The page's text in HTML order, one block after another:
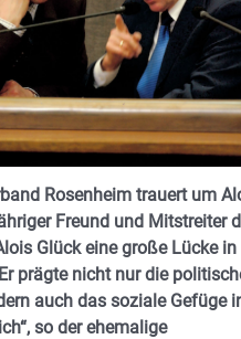
Rosenheim trauert um
Freund und Mitstreiter
Glück eine große Lücke in
prägte nicht nur die
auch das soziale Gefüge
so der ehemalige